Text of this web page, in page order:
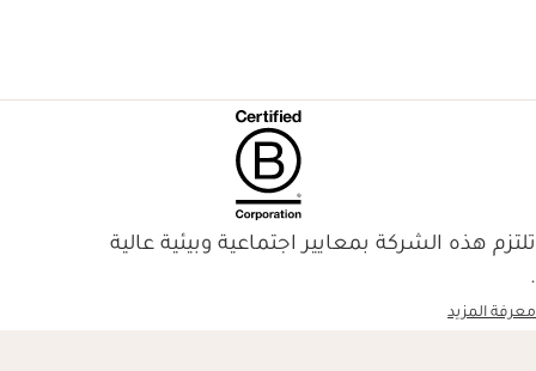
تلتزم هذه الشركة بمعايير اجتماعية وبيئية عالية
.
معرفة المزيد